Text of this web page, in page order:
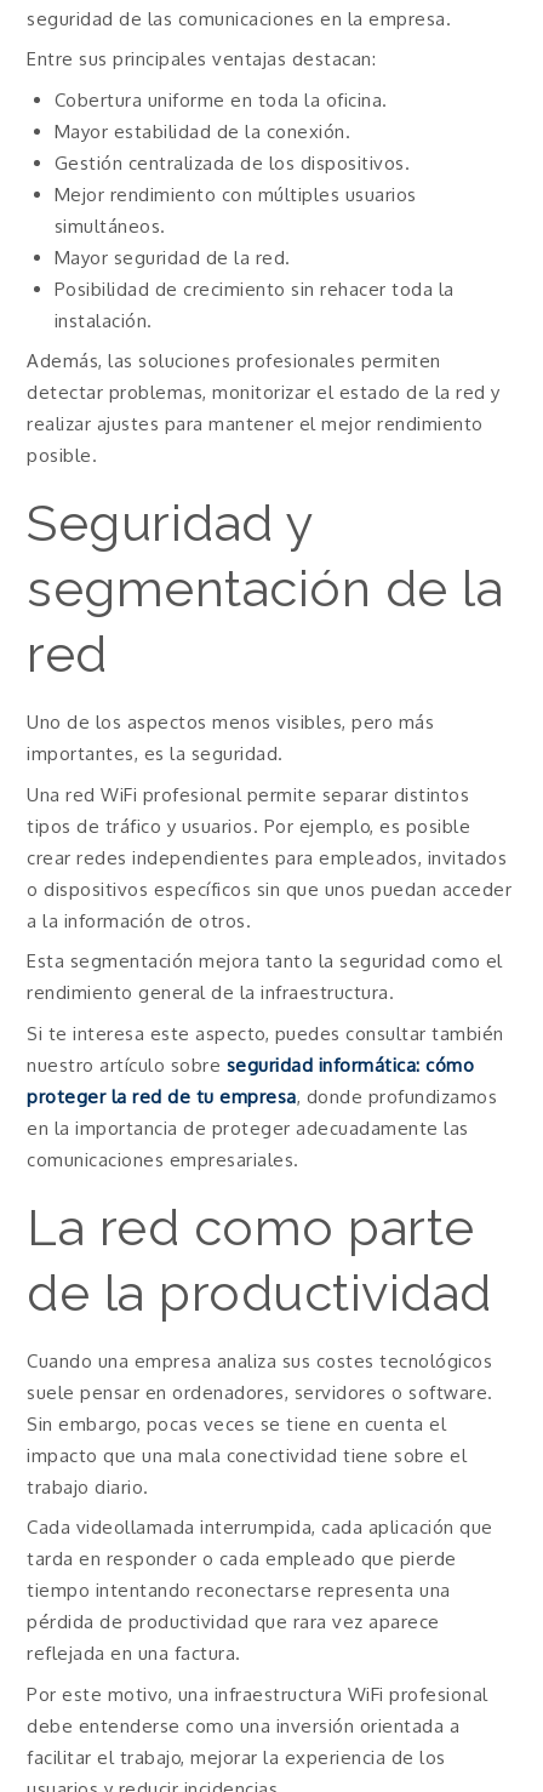
seguridad de las comunicaciones en la empresa.
Entre sus principales ventajas destacan:
Cobertura uniforme en toda la oficina.
Mayor estabilidad de la conexión.
Gestión centralizada de los dispositivos.
Mejor rendimiento con múltiples usuarios
simultáneos.
Mayor seguridad de la red.
Posibilidad de crecimiento sin rehacer toda la
instalación.
Además, las soluciones profesionales permiten
detectar problemas, monitorizar el estado de la red y
realizar ajustes para mantener el mejor rendimiento
posible.
Seguridad y
segmentación de la
red
Uno de los aspectos menos visibles, pero más
importantes, es la seguridad.
Una red WiFi profesional permite separar distintos
tipos de tráfico y usuarios. Por ejemplo, es posible
crear redes independientes para empleados, invitados
o dispositivos específicos sin que unos puedan acceder
a la información de otros.
Esta segmentación mejora tanto la seguridad como el
rendimiento general de la infraestructura.
Si te interesa este aspecto, puedes consultar también
nuestro artículo sobre seguridad informática: cómo
proteger la red de tu empresa, donde profundizamos
en la importancia de proteger adecuadamente las
comunicaciones empresariales.
La red como parte
de la productividad
Cuando una empresa analiza sus costes tecnológicos
suele pensar en ordenadores, servidores o software.
Sin embargo, pocas veces se tiene en cuenta el
impacto que una mala conectividad tiene sobre el
trabajo diario.
Cada videollamada interrumpida, cada aplicación que
tarda en responder o cada empleado que pierde
tiempo intentando reconectarse representa una
pérdida de productividad que rara vez aparece
reflejada en una factura.
Por este motivo, una infraestructura WiFi profesional
debe entenderse como una inversión orientada a
facilitar el trabajo, mejorar la experiencia de los